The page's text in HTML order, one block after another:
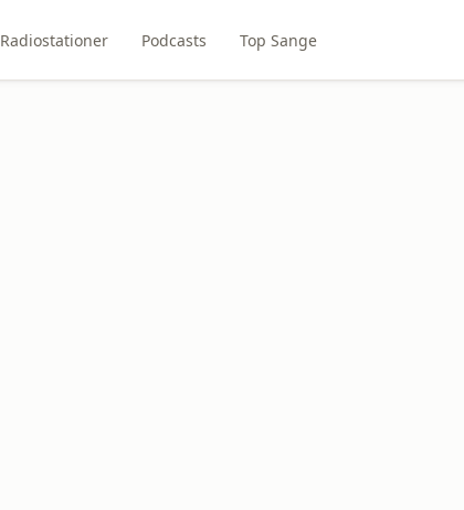
Radiostationer Podcasts Top Sange